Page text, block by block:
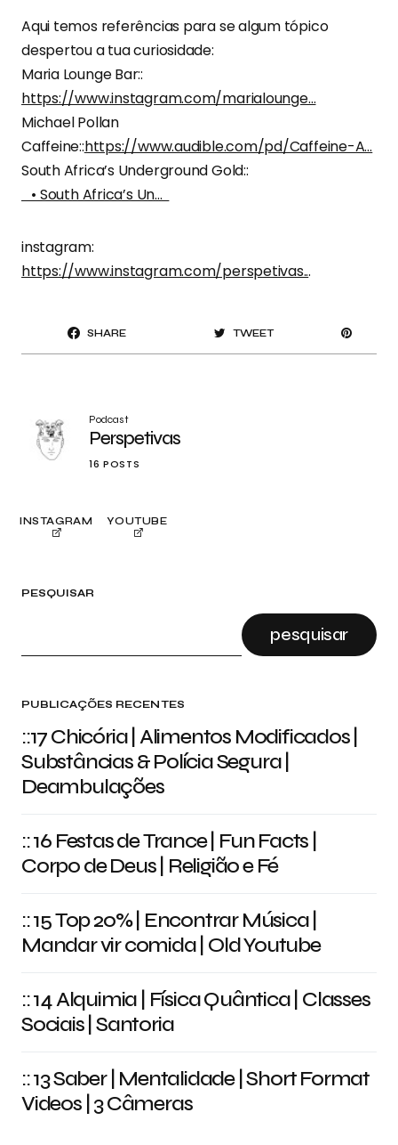
PESQUISAR
pesquisar
PUBLICAÇÕES RECENTES
::17 Chicória | Alimentos Modificados |
Substâncias & Polícia Segura |
Deambulações
:: 16 Festas de Trance | Fun Facts |
Corpo de Deus | Religião e Fé
:: 15 Top 20% | Encontrar Música |
Mandar vir comida | Old Youtube
:: 14 Alquimia | Física Quântica | Classes
Sociais | Santoria
:: 13 Saber | Mentalidade | Short Format
Videos | 3 Câmeras
Aqui temos referências para se algum tópico
despertou a tua curiosidade:
Maria Lounge Bar::
https://www.instagram.com/marialounge…
Michael Pollan
Caffeine::https://www.audible.com/pd/Caffeine-A…
South Africa’s Underground Gold::
• South Africa’s Un…
instagram:
https://www.instagram.com/perspetivas...
SHARE TWEET
Podcast
Perspetivas
16 POSTS
INSTAGRAM YOUTUBE